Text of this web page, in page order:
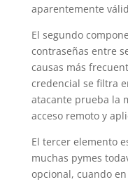
aparentemente
El segundo
contraseñas entre
causas más
credencial se filtra
atacante prueba la
acceso remoto y
El tercer elemento
muchas pymes
opcional, cuando